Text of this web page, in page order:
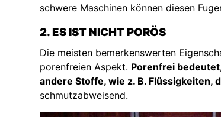
schwere Maschinen können diesen
2. ES IST NICHT PORÖS
Die meisten bemerkenswerten
porenfreien Aspekt. Porenfrei
andere Stoffe, wie z. B. Flüssigkeiten,
schmutzabweisend.